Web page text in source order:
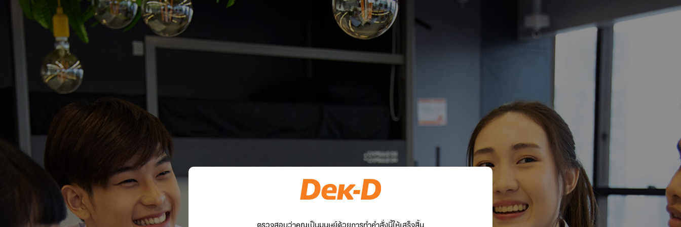
ตรวจสอบว่าคุณเป็นมนุษย์ด้วยการทำคำสั่งนี้ให้เสร็จสิ้น